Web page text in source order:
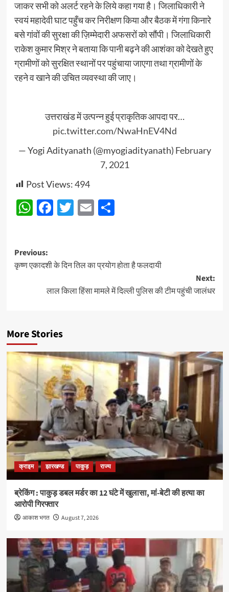
जाकर सभी को अलर्ट रहने के लिये कहा गया है। जिलाधिकारी ने
स्वयं महादेवी घाट पहुँच कर निरीक्षण किया और बैठक में गंगा किनारे
बसे गांवों की सुरक्षा की ज़िम्मेदारी अफसरों को सौंपी। जिलाधिकारी
राकेश कुमार मिश्र ने बताया कि पानी बढ़ने की आशंका को देखते हुए
ग्रामीणों को सुरक्षित स्थानों पर पहुंचाया जाएगा तथा ग्रामीणों के
रहने व खाने की उचित व्यवस्था की जाए।
उत्तराखंड में उत्पन्न हुई प्राकृतिक आपदा पर…
pic.twitter.com/NwaHnEV4Nd
— Yogi Adityanath (@myogiadityanath) February
7, 2021
Post Views:494
WhatsApp
Facebook
Twitter
EmailShare
Post
navigation
Previous:
कृष्ण एकादशी के दिन तिल का प्रयोग होता है फलदायी
Next:
लाल किला हिंसा मामले में दिल्ली पुलिस की टीम पहुंची जालंधर
More Stories
क्राइम झारखण्ड पाकुड़ राज्य
ब्रेकिंग : पाकुड़ डबल मर्डर का 12 घंटे में खुलासा, मां-बेटी की हत्या का
आरोपी गिरफ्तार
आकाश भगत August 7, 2026